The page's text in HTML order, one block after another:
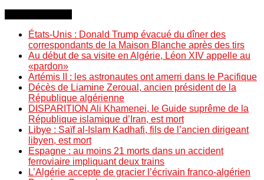
États-Unis : Donald Trump évacué du dîner des
correspondants de la Maison Blanche après des tirs
Au début de sa visite en Algérie, Léon XIV appelle au
«pardon»
Artémis II : les astronautes ont amerri dans le Pacifique
Décès de Liamine Zeroual, ancien président de la
République algérienne
DISPARITION Ali Khamenei, le Guide suprême de la
République islamique d’Iran, est mort
Libye : Saïf al-Islam Kadhafi, fils de l’ancien dirigeant
libyen, est mort
Espagne : au moins 21 morts dans un accident
ferroviaire impliquant deux trains
L’Algérie accepte de gracier l’écrivain franco-algérien